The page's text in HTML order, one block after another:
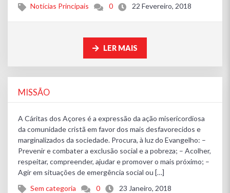
Notícias Principais 0 22 Fevereiro, 2018
LER MAIS
MISSÃO
A Cáritas dos Açores é a expressão da ação misericordiosa
da comunidade cristã em favor dos mais desfavorecidos e
marginalizados da sociedade. Procura, à luz do Evangelho: –
Prevenir e combater a exclusão social e a pobreza; – Acolher,
respeitar, compreender, ajudar e promover o mais próximo; –
Agir em situações de emergência social ou […]
Sem categoria
0 23 Janeiro, 2018